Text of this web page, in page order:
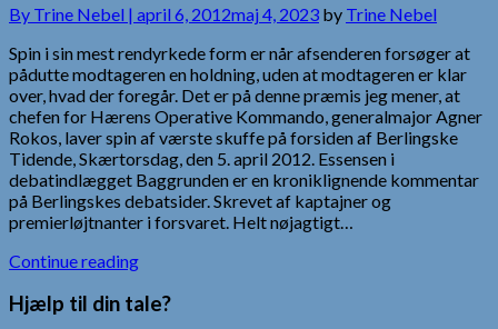
By Trine Nebel | april 6, 2012maj 4, 2023 by Trine Nebel
Spin i sin mest rendyrkede form er når afsenderen forsøger at
pådutte modtageren en holdning, uden at modtageren er klar
over, hvad der foregår. Det er på denne præmis jeg mener, at
chefen for Hærens Operative Kommando, generalmajor Agner
Rokos, laver spin af værste skuffe på forsiden af Berlingske
Tidende, Skærtorsdag, den 5. april 2012. Essensen i
debatindlægget Baggrunden er en kroniklignende kommentar
på Berlingskes debatsider. Skrevet af kaptajner og
premierløjtnanter i forsvaret. Helt nøjagtigt…
Continue reading
Hjælp til din tale?